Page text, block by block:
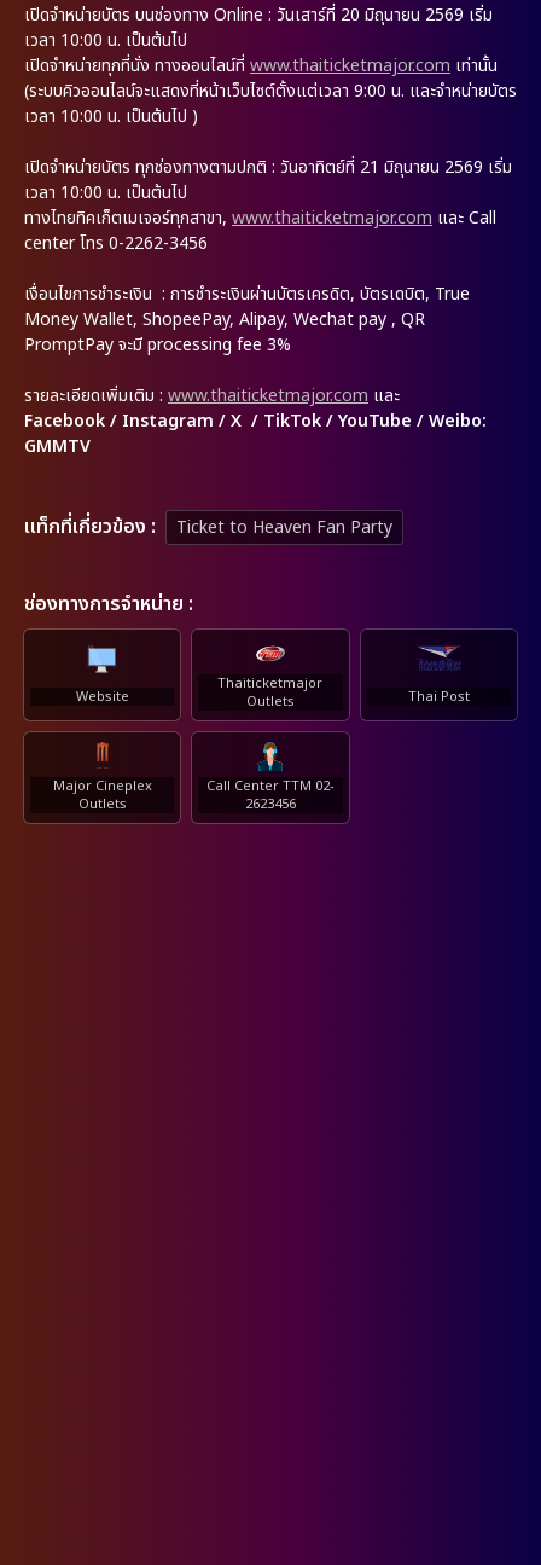
เปิดจำหน่ายบัตร บนช่องทาง Online : วันเสาร์ที่ 20 มิถุนายน 2569 เริ่ม
เวลา 10:00 น. เป็นต้นไป
เปิดจำหน่ายทุกที่นั่ง ทางออนไลน์ที่ www.thaiticketmajor.com เท่านั้น
(ระบบคิวออนไลน์จะแสดงที่หน้าเว็บไซต์ตั้งแต่เวลา 9:00 น. และจำหน่ายบัตร
เวลา 10:00 น. เป็นต้นไป )
เปิดจำหน่ายบัตร ทุกช่องทางตามปกติ : วันอาทิตย์ที่ 21 มิถุนายน 2569 เริ่ม
เวลา 10:00 น. เป็นต้นไป
ทางไทยทิคเก็ตเมเจอร์ทุกสาขา, www.thaiticketmajor.com และ Call
center โทร 0-2262-3456
เงื่อนไขการชำระเงิน : การชำระเงินผ่านบัตรเครดิต, บัตรเดบิต, True
Money Wallet, ShopeePay, Alipay, Wechat pay , QR
PromptPay จะมี processing fee 3%
รายละเอียดเพิ่มเติม : www.thaiticketmajor.com และ
Facebook / Instagram / X / TikTok / YouTube / Weibo:
GMMTV
เเท็กที่เกี่ยวข้อง : Ticket to Heaven Fan Party
ช่องทางการจำหน่าย :
Website
Thaiticketmajor
Outlets
Thai Post
Major Cineplex
Outlets
Call Center TTM 02-
2623456